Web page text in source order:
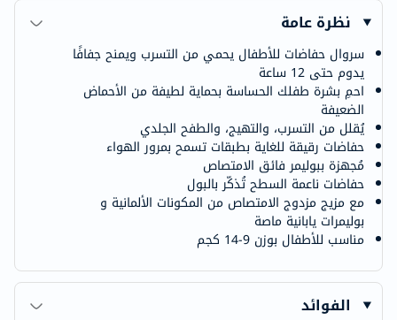
نظرة عامة
سروال حفاضات للأطفال يحمي من التسرب ويمنح جفافًا
يدوم حتى 12 ساعة
احمِ بشرة طفلك الحساسة بحماية لطيفة من الأحماض
الضعيفة
يُقلل من التسرب، والتهيج، والطفح الجلدي
حفاضات رقيقة للغاية بطبقات تسمح بمرور الهواء
مُجهزة ببوليمر فائق الامتصاص
حفاضات ناعمة السطح تُذكّر بالبول
مع مزيج مزدوج الامتصاص من المكونات الألمانية و
بوليمرات يابانية ماصة
مناسب للأطفال بوزن 9-14 كجم
الفوائد